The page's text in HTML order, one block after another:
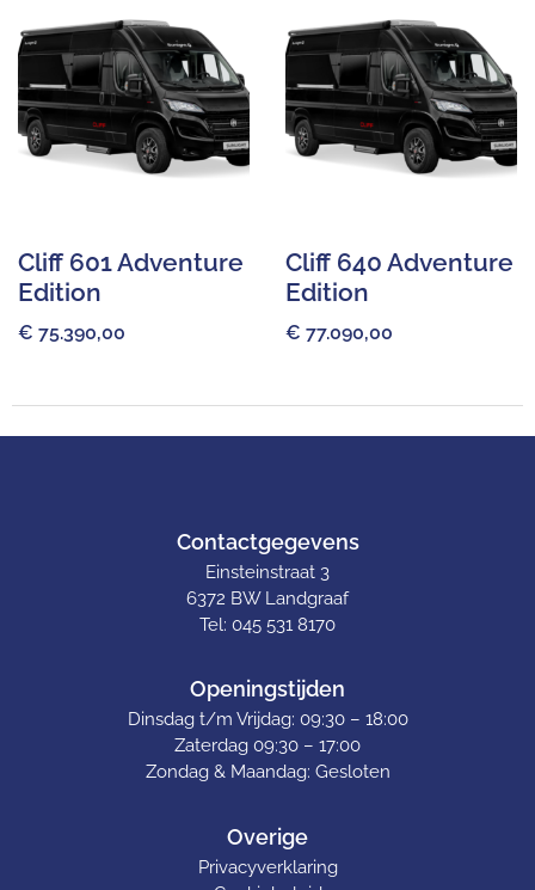
Cliff 601 Adventure
Edition
€ 75.390,00
Cliff 640 Adventure
Edition
€ 77.090,00
Contactgegevens
Einsteinstraat 3
6372 BW Landgraaf
Tel: 045 531 8170
Openingstijden
Dinsdag t/m Vrijdag: 09:30 – 18:00
Zaterdag 09:30 – 17:00
Zondag & Maandag: Gesloten
Overige
Privacyverklaring